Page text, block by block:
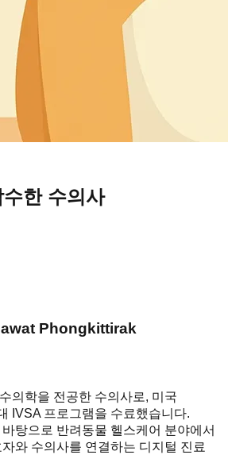
한 수의사
Phongkittirak
의학을 전공한 수의사로, 미국
IVSA 프로그램을 수료했습니다.
탕으로 반려동물 헬스케어 분야에서
와 수의사를 연결하는 디지털 진료